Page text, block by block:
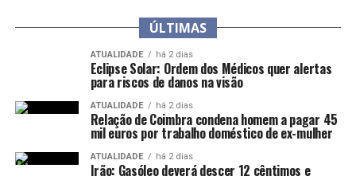
ÚLTIMAS
ATUALIDADE há 2 dias
Eclipse Solar: Ordem dos Médicos quer alertas
para riscos de danos na visão
ATUALIDADE há 2 dias
Relação de Coimbra condena homem a pagar 45
mil euros por trabalho doméstico de ex-mulher
ATUALIDADE há 2 dias
Irão: Gasóleo deverá descer 12 cêntimos e